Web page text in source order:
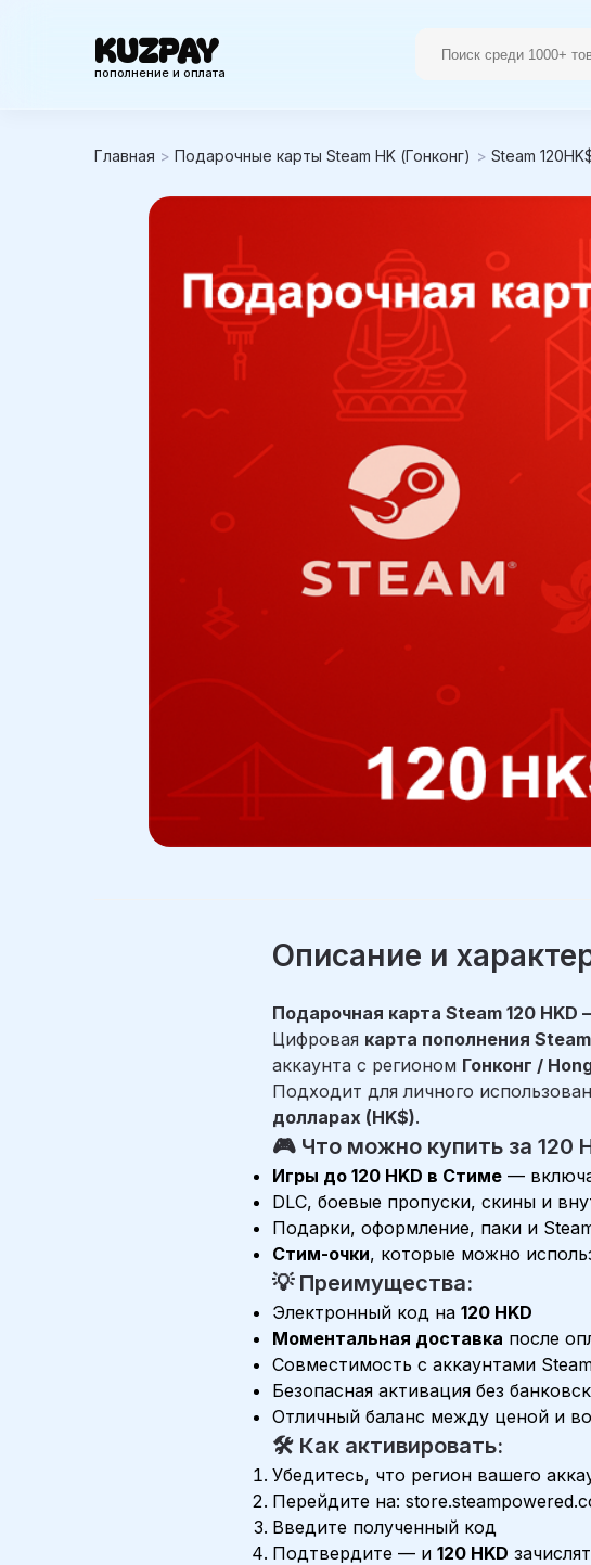
KUZPAY
пополнение и оплата
Главная > Подарочные карты Steam HK (Гонконг) > Steam
Описание и
Подарочная карта Steam 120
Цифровая карта пополнения
аккаунта с регионом Гонконг /
Подходит для личного
долларах (HK$).
🎮 Что можно купить за 120
Игры до 120 HKD в Стиме—
DLC, боевые пропуски, скины и
Подарки, оформление, паки и
Стим-очки, которые можно
💡 Преимущества:
Электронный код на 120 HKD
Моментальная доставка после
Совместимость с аккаунтами
Безопасная активация без
Отличный баланс между ценой и
🛠️ Как активировать:
Убедитесь, что регион вашего
Перейдите на:
Введите полученный код
Подтвердите — и 120 HKD